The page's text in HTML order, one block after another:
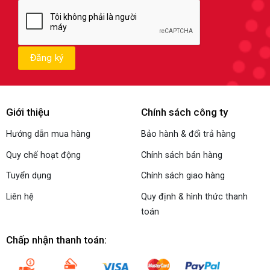
Giới thiệu
Hướng dẫn mua hàng
Quy chế hoạt động
Tuyển dụng
Liên hệ
Chính sách công ty
Bảo hành & đổi trả hàng
Chính sách bán hàng
Chính sách giao hàng
Quy định & hình thức thanh
toán
Chấp nhận thanh toán: